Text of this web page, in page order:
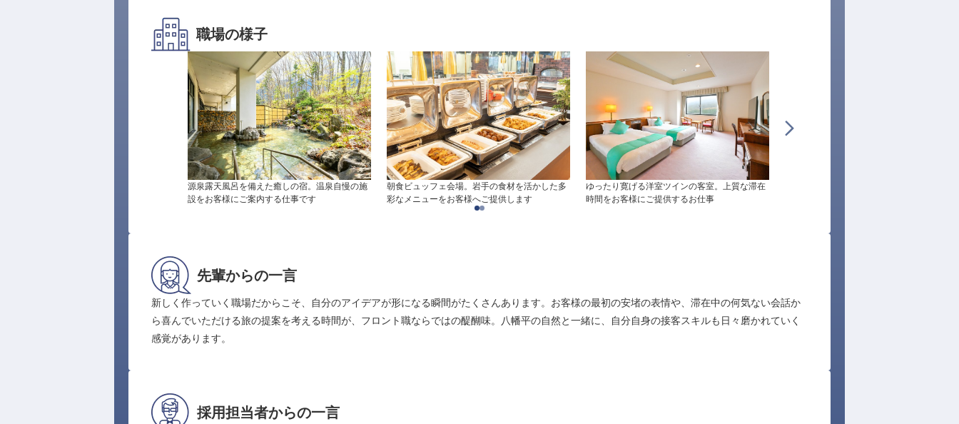
職場の様子
源泉露天風呂を備えた癒しの宿。温泉自慢の施
設をお客様にご案内する仕事です
朝食ビュッフェ会場。岩手の食材を活かした多
彩なメニューをお客様へご提供します
ゆったり寛げる洋室ツインの客室。上質な滞在
時間をお客様にご提供するお仕事
先輩からの一言
新しく作っていく職場だからこそ、自分のアイデアが形になる瞬間がたくさんあります。お客様の最初の安堵の表情や、滞在中の何気ない会話か
ら喜んでいただける旅の提案を考える時間が、フロント職ならではの醍醐味。八幡平の自然と一緒に、自分自身の接客スキルも日々磨かれていく
感覚があります。
採用担当者からの一言